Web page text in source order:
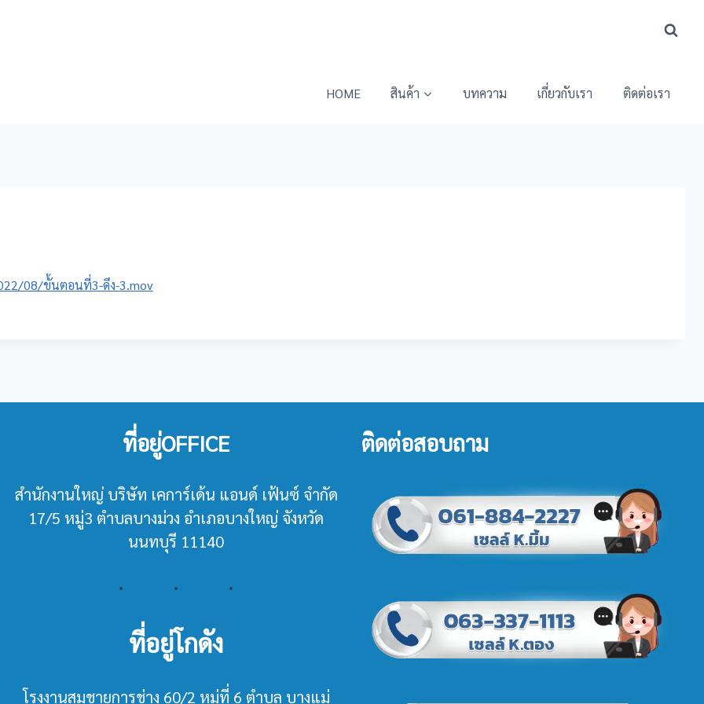
HOME สินค้า บทความ เกี่ยวกับเรา ติดต่อเรา
08/ขั้นตอนที่3-ดึง-3.mov
ที่อยู่OFFICE
สำนักงานใหญ่ บริษัท เคการ์เด้น แอนด์ เฟ้นซ์ จำกัด
17/5 หมู่3 ตำบลบางม่วง อำเภอบางใหญ่ จังหวัด
นนทบุรี 11140
ที่อยู่โกดัง
โรงงานสมชายการช่าง 60/2 หมู่ที่ 6 ตำบล บางแม่
ติดต่อสอบถาม